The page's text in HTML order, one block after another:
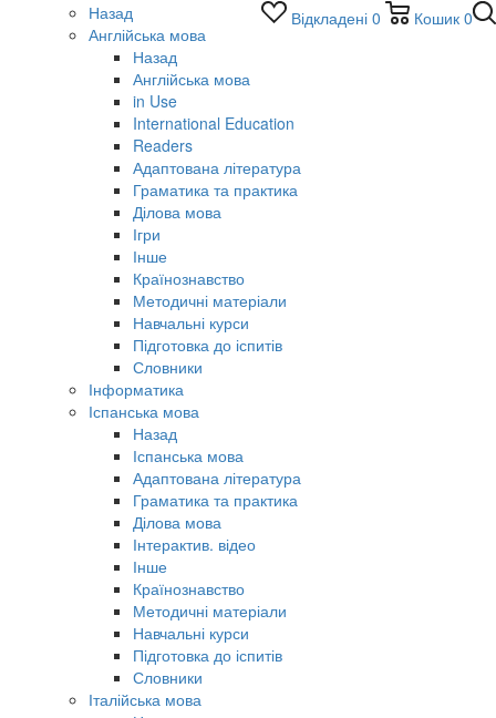
Відкладені 0 Кошик 0
Назад
Англійська мова
Назад
Англійська мова
in Use
International Education
Readers
Адаптована література
Граматика та практика
Ділова мова
Ігри
Інше
Країнознавство
Методичні матеріали
Навчальні курси
Підготовка до іспитів
Словники
Інформатика
Іспанська мова
Назад
Іспанська мова
Адаптована література
Граматика та практика
Ділова мова
Інтерактив. відео
Інше
Країнознавство
Методичні матеріали
Навчальні курси
Підготовка до іспитів
Словники
Італійська мова